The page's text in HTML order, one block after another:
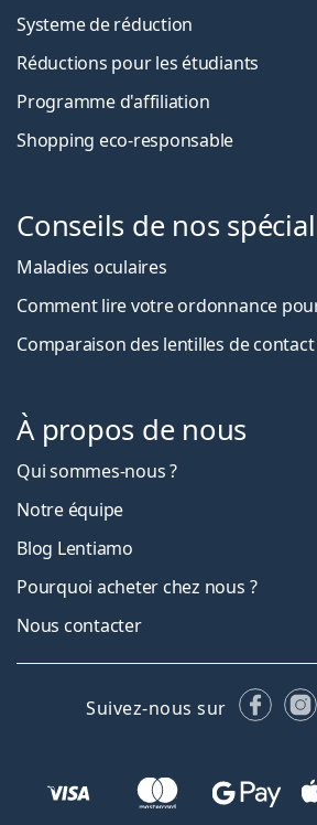
Systeme de réduction
Réductions pour les étudiants
Programme d'affiliation
Shopping eco-responsable
Conseils de nos
Maladies oculaires
Comment lire votre ordonnance
Comparaison des lentilles de contact
À propos de nous
Qui sommes-nous ?
Notre équipe
Blog Lentiamo
Pourquoi acheter chez nous ?
Nous contacter
Suivez-nous sur